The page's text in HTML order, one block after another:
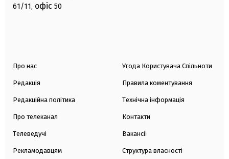
61/11, офіс 50
Про нас
Редакція
Редакційна політика
Про телеканал
Телеведучі
Рекламодавцям
Угода Користувача Спільноти
Правила коментування
Технічна інформація
Контакти
Вакансії
Структура власності